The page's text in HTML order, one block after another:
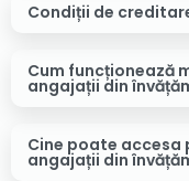
Condiții de
Cum funcționează
angajații din
Cine poate
angajații din